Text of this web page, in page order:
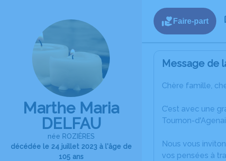
Marthe Maria
DELFAU
née ROZIÈRES
décédée le 24 juillet 2023 à l'âge de
105 ans
Faire-part
Message de
Chère famille,
C’est avec une
Tournon-
Nous vous
vos pensées à